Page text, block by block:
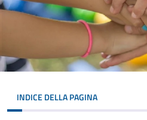
INDICE DELLA PAGINA